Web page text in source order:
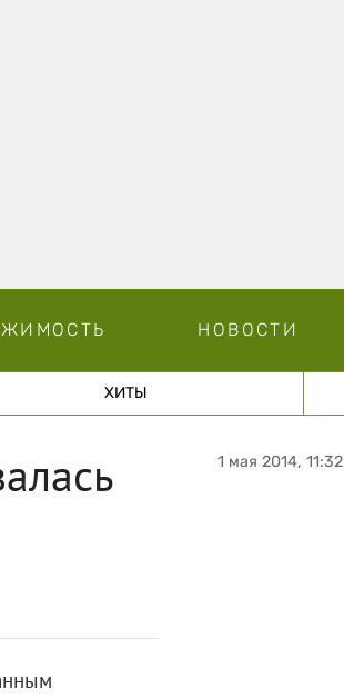
НОВОСТИ
ХИТЫ
1 мая 2014, 11:32